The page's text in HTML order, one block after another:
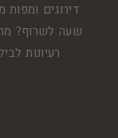
דירוגים
שעה לשרוף?
רעיונות